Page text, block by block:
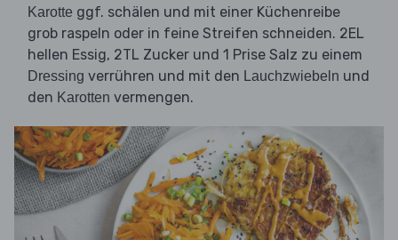
Karotte ggf. schälen und mit einer Küchenreibe
grob raspeln oder in feine Streifen schneiden. 2EL
hellen Essig, 2TL Zucker und 1 Prise Salz zu einem
Dressing verrühren und mit den Lauchzwiebeln und
den Karotten vermengen.